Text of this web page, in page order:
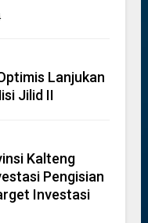
Lanjukan
Jilid II
Kalteng
Pengisian
Investasi